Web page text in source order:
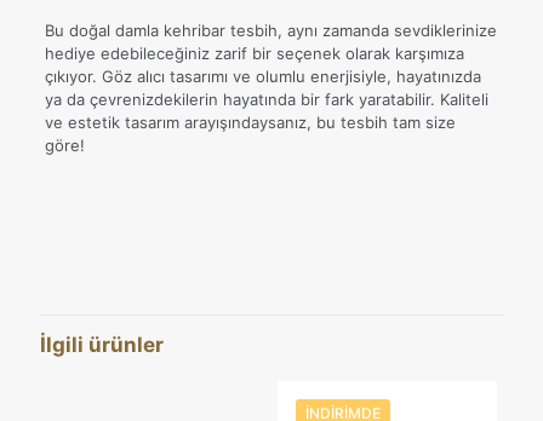
Bu doğal damla kehribar tesbih, aynı zamanda sevdiklerinize
hediye edebileceğiniz zarif bir seçenek olarak karşımıza
çıkıyor. Göz alıcı tasarımı ve olumlu enerjisiyle, hayatınızda
ya da çevrenizdekilerin hayatında bir fark yaratabilir. Kaliteli
ve estetik tasarım arayışındaysanız, bu tesbih tam size
göre!
Gümüş Püsküllü Tesbih” için yorum
yapan ilk kişi siz olun
Gerekli alanlar
İlgili ürünler
İNDIRIMDE